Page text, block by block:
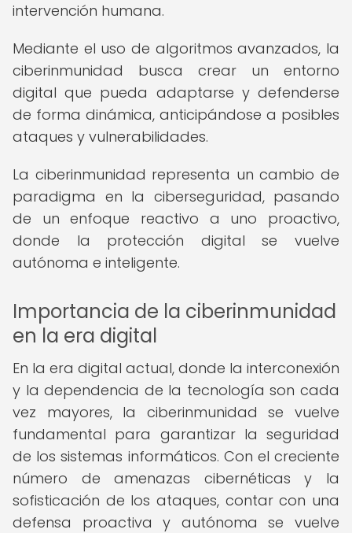
intervención humana.
Mediante el uso de algoritmos avanzados, la
ciberinmunidad busca crear un entorno
digital que pueda adaptarse y defenderse
de forma dinámica, anticipándose a posibles
ataques y vulnerabilidades.
La ciberinmunidad representa un cambio de
paradigma en la ciberseguridad, pasando
de un enfoque reactivo a uno proactivo,
donde la protección digital se vuelve
autónoma e inteligente.
Importancia de la ciberinmunidad
en la era digital
En la era digital actual, donde la interconexión
y la dependencia de la tecnología son cada
vez mayores, la ciberinmunidad se vuelve
fundamental para garantizar la seguridad
de los sistemas informáticos. Con el creciente
número de amenazas cibernéticas y la
sofisticación de los ataques, contar con una
defensa proactiva y autónoma se vuelve